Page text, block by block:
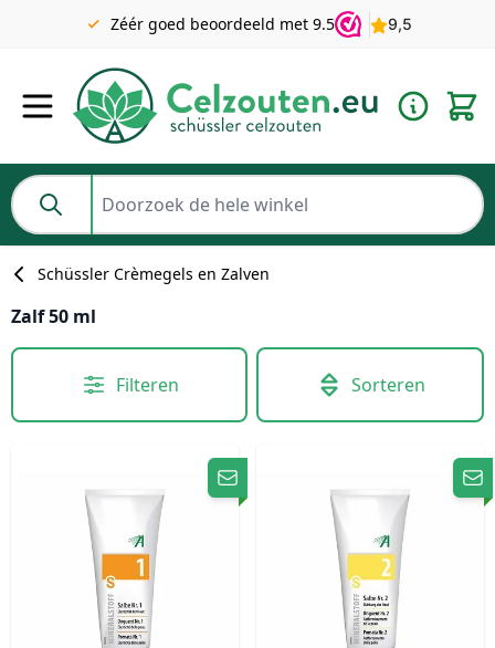
Gratis verzending v.a. €49 NL | BE pakket tot 2KG gratis v.a.
€69
Zéér goed beoordeeld met 9.5
Doorzoek de hele winkel
Schüssler Crèmegels en Zalven
Zalf 50 ml
Filteren Sorteren